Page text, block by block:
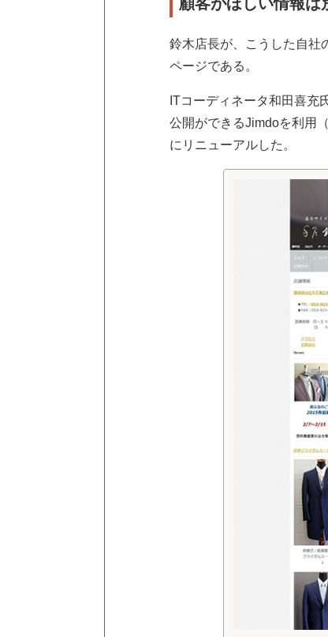
鈴木店長が、こうした自社
ページである。
ITコーディネータ和田喜充
公開ができるJimdoを利用
にリニューアルした。